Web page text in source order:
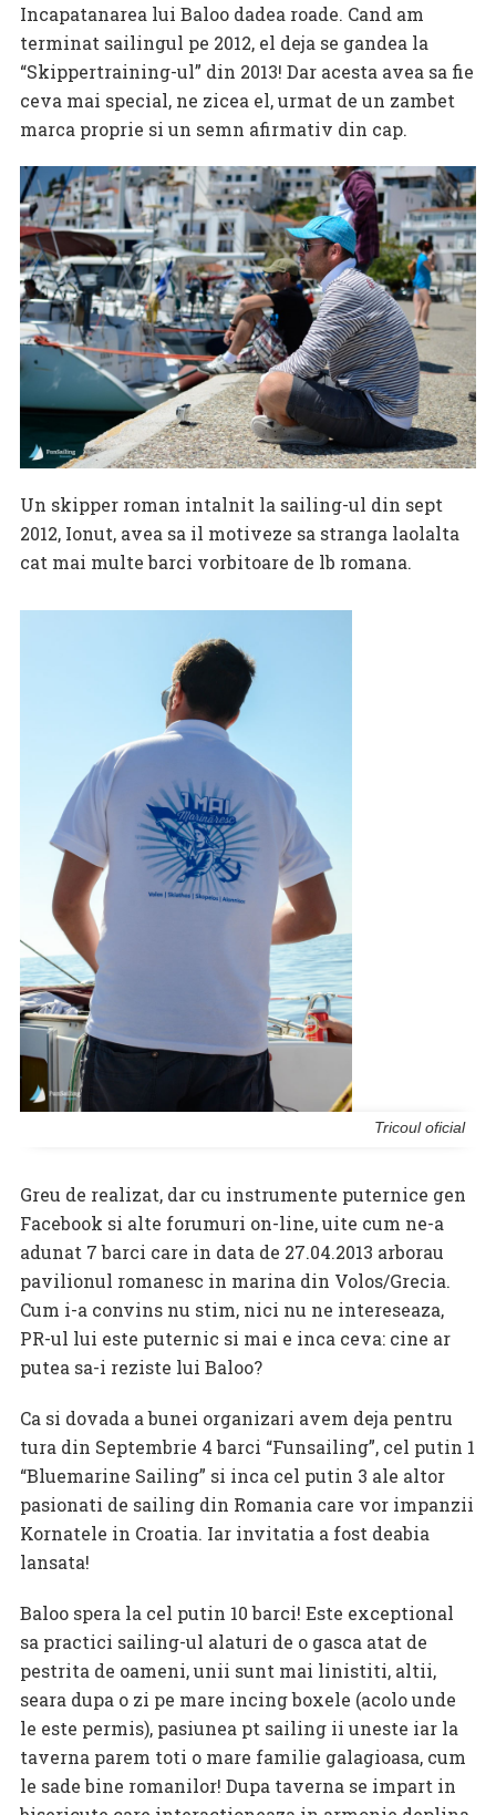
Incapatanarea lui Baloo dadea roade. Cand am
terminat sailingul pe 2012, el deja se gandea la
“Skippertraining-ul” din 2013! Dar acesta avea sa fie
ceva mai special, ne zicea el, urmat de un zambet
marca proprie si un semn afirmativ din cap.
Un skipper roman intalnit la sailing-ul din sept
2012, Ionut, avea sa il motiveze sa stranga laolalta
cat mai multe barci vorbitoare de lb romana.
Tricoul oficial
Greu de realizat, dar cu instrumente puternice gen
Facebook si alte forumuri on-line, uite cum ne-a
adunat 7 barci care in data de 27.04.2013 arborau
pavilionul romanesc in marina din Volos/Grecia.
Cum i-a convins nu stim, nici nu ne intereseaza,
PR-ul lui este puternic si mai e inca ceva: cine ar
putea sa-i reziste lui Baloo?
Ca si dovada a bunei organizari avem deja pentru
tura din Septembrie 4 barci “Funsailing”, cel putin 1
“Bluemarine Sailing” si inca cel putin 3 ale altor
pasionati de sailing din Romania care vor impanzii
Kornatele in Croatia. Iar invitatia a fost deabia
lansata!
Baloo spera la cel putin 10 barci! Este exceptional
sa practici sailing-ul alaturi de o gasca atat de
pestrita de oameni, unii sunt mai linistiti, altii,
seara dupa o zi pe mare incing boxele (acolo unde
le este permis), pasiunea pt sailing ii uneste iar la
taverna parem toti o mare familie galagioasa, cum
le sade bine romanilor! Dupa taverna se impart in